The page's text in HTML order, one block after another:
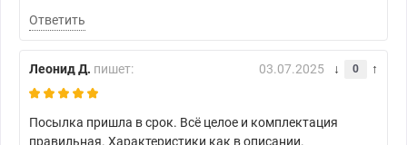
Ответить
Леонид Д. пишет: 03.07.2025 0
Посылка пришла в срок. Всё целое и комплектация
правильная. Характеристики как в описании.